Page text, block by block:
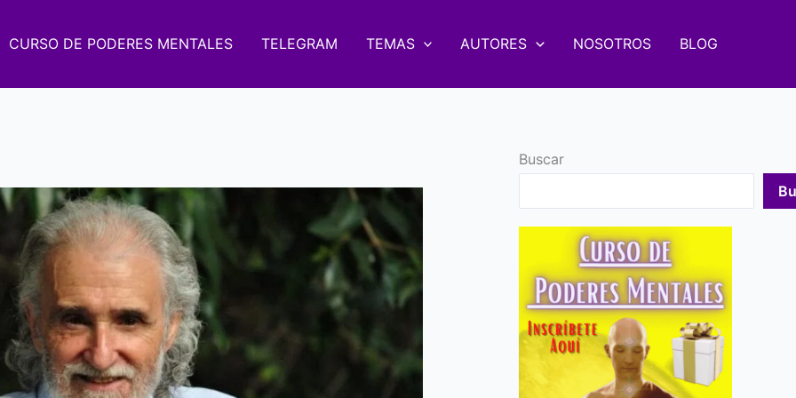
CURSO DE PODERES MENTALES TELEGRAM TEMAS AUTORES NOSOTROS BLOG
Buscar